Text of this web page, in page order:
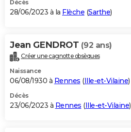
Décès
28/06/2023 à la Flèche (Sarthe)
Jean GENDROT (92 ans)
Créer une cagnotte obsèques
Naissance
06/08/1930 à Rennes (Ille-et-Vilaine)
Décès
23/06/2023 à Rennes (Ille-et-Vilaine)